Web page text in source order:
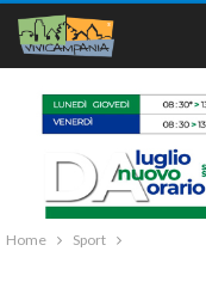
Home Sport